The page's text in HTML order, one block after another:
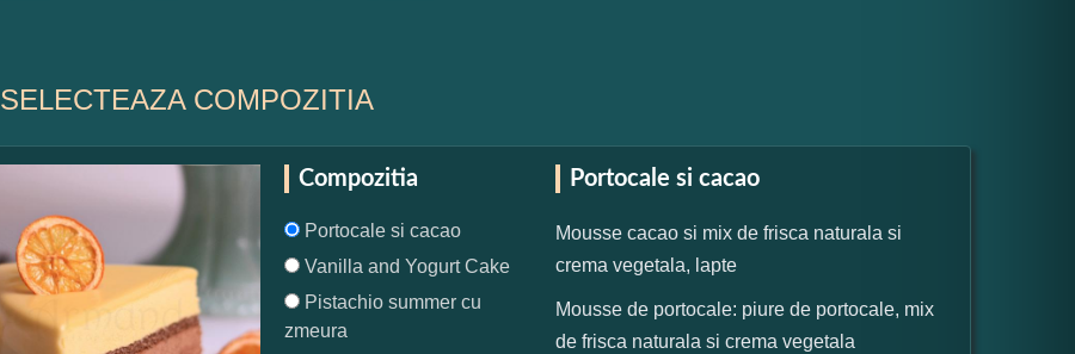
SELECTEAZA COMPOZITIA
Compozitia
Portocale si cacao
Vanilla and Yogurt Cake
Pistachio summer cu
zmeura
Portocale si cacao
Mousse cacao si mix de frisca naturala si
crema vegetala, lapte
Mousse de portocale: piure de portocale, mix
de frisca naturala si crema vegetala